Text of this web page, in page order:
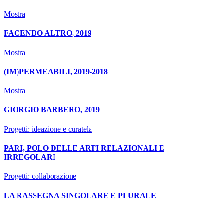
Mostra
FACENDO ALTRO, 2019
Mostra
(IM)PERMEABILI, 2019-2018
Mostra
GIORGIO BARBERO, 2019
Progetti: ideazione e curatela
PARI, POLO DELLE ARTI RELAZIONALI E
IRREGOLARI
Progetti: collaborazione
LA RASSEGNA SINGOLARE E PLURALE